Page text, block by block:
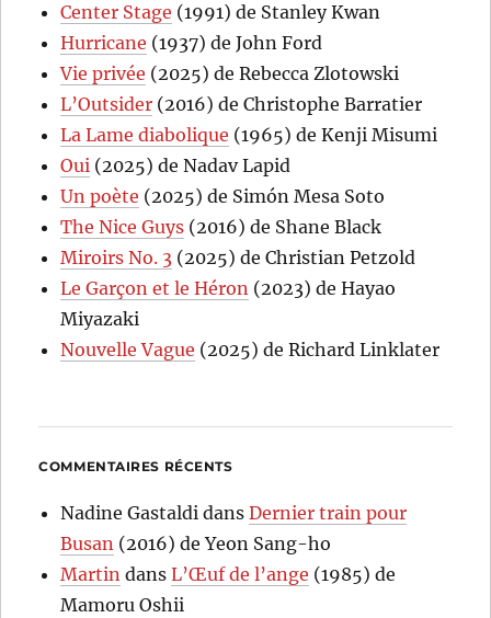
Center Stage (1991) de Stanley Kwan
Hurricane (1937) de John Ford
Vie privée (2025) de Rebecca Zlotowski
L’Outsider (2016) de Christophe Barratier
La Lame diabolique (1965) de Kenji Misumi
Oui (2025) de Nadav Lapid
Un poète (2025) de Simón Mesa Soto
The Nice Guys (2016) de Shane Black
Miroirs No. 3 (2025) de Christian Petzold
Le Garçon et le Héron (2023) de Hayao
Miyazaki
Nouvelle Vague (2025) de Richard Linklater
COMMENTAIRES RÉCENTS
Nadine Gastaldi dansDernier train pour
Busan (2016) de Yeon Sang-ho
Martin dansL’Œuf de l’ange (1985) de
Mamoru Oshii